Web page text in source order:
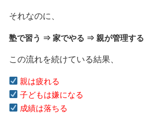
それなのに、
塾で習う ⇒ 家でやる ⇒ 親が管理する
この流れを続けている結果、
親は疲れる
子どもは嫌になる
成績は落ちる